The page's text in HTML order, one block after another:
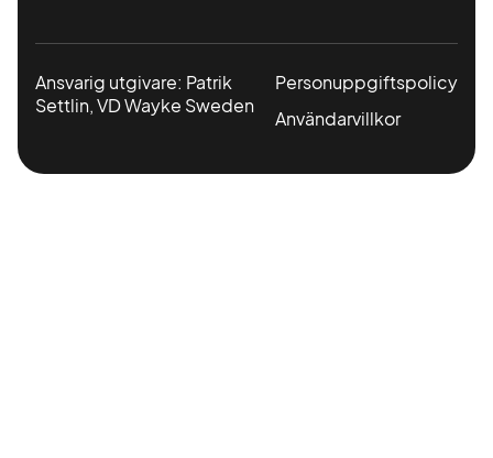
Ansvarig utgivare: Patrik
Settlin, VD Wayke Sweden
Personuppgiftspolicy
Användarvillkor